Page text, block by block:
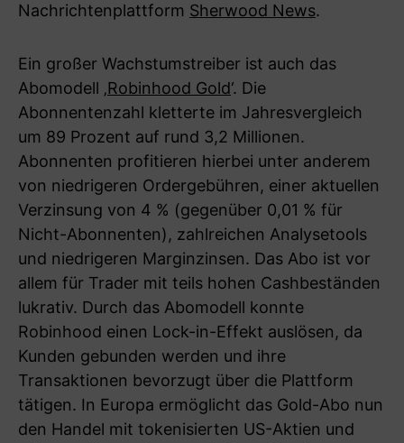
Nachrichtenplattform Sherwood News.
Ein großer Wachstumstreiber ist auch das
Abomodell ‚Robinhood Gold‘. Die
Abonnentenzahl kletterte im Jahresvergleich
um 89 Prozent auf rund 3,2 Millionen.
Abonnenten profitieren hierbei unter anderem
von niedrigeren Ordergebühren, einer aktuellen
Verzinsung von 4 % (gegenüber 0,01 % für
Nicht-Abonnenten), zahlreichen Analysetools
und niedrigeren Marginzinsen. Das Abo ist vor
allem für Trader mit teils hohen Cashbeständen
lukrativ. Durch das Abomodell konnte
Robinhood einen Lock-in-Effekt auslösen, da
Kunden gebunden werden und ihre
Transaktionen bevorzugt über die Plattform
tätigen. In Europa ermöglicht das Gold-Abo nun
den Handel mit tokenisierten US-Aktien und